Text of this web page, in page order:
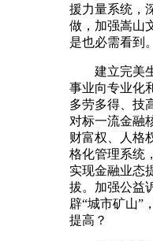
援力量系统，
做，加强嵩山
是也必需看到。
建立完美生
事业向专业化
多劳多得、技
对标一流金融
财富权、人格
格化管理系统
实现金融业态
拔。加强公益
辟“城市矿山”
提高？